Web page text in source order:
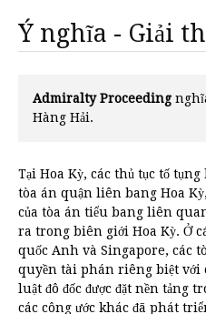
Ý nghĩa - Giải
Admiralty Proceeding
Hàng Hải.
Tại Hoa Kỳ, các thủ tục tố
tòa án quận liên bang Hoa
của tòa án tiểu bang liên
ra trong biên giới Hoa Kỳ. Ở
quốc Anh và Singapore, các
quyền tài phán riêng biệt với
luật đô đốc được đặt nền tảng
các công ước khác đã phát